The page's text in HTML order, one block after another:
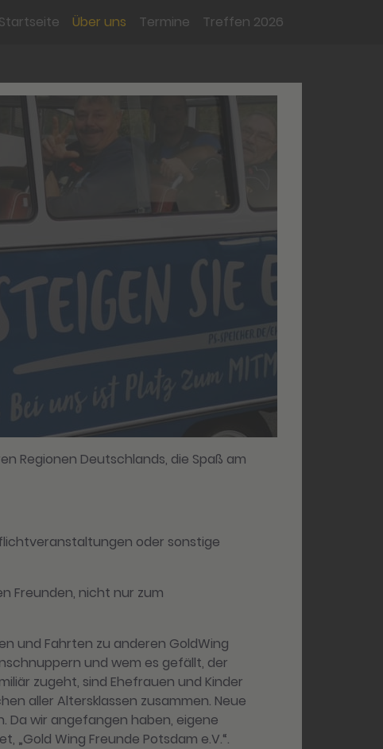
Startseite Über uns Termine Treffen 2026
Regionen Deutschlands, die Spaß am
oder sonstige
Freunden, nicht nur zum
und Fahrten zu anderen GoldWing
und wem es gefällt, der
zugeht, sind Ehefrauen und Kinder
aller Altersklassen zusammen. Neue
Da wir angefangen haben, eigene
Wing Freunde Potsdam e.V.“.